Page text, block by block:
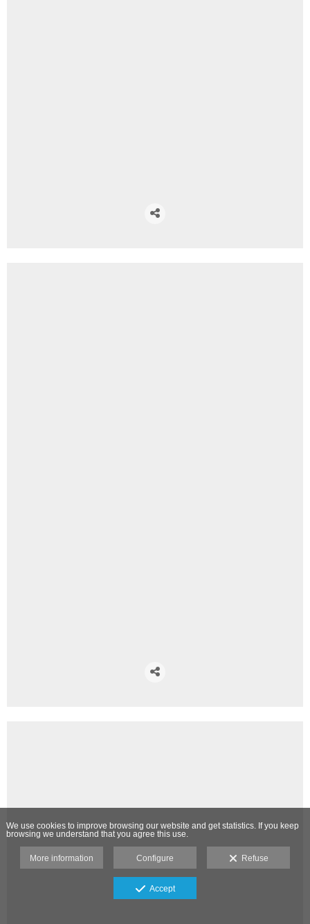
We use cookies to improve browsing our website and get statistics. If you keep
browsing we understand that you agree this use.
More information Configure Refuse
Accept